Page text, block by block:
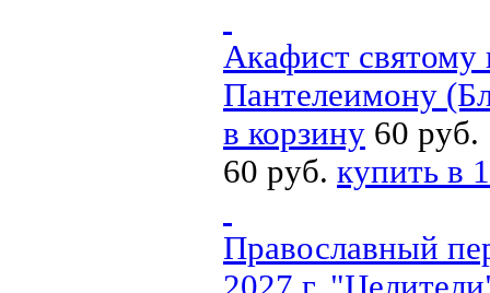
Акафист святому
Пантелеимону
в корзину 60 руб.
60 руб. купить в
Православный